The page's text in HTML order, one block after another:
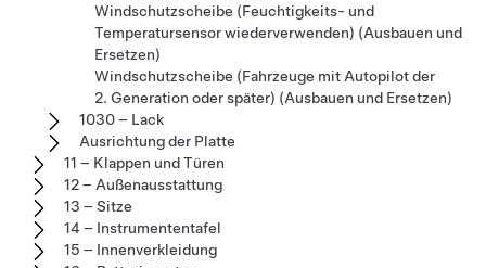
Windschutzscheibe (Feuchtigkeits- und
Temperatursensor wiederverwenden) (Ausbauen und
Ersetzen)
Windschutzscheibe (Fahrzeuge mit Autopilot der
2. Generation oder später) (Ausbauen und Ersetzen)
1030 – Lack
Ausrichtung der Platte
11 – Klappen und Türen
12 – Außenausstattung
13 – Sitze
14 – Instrumententafel
15 – Innenverkleidung